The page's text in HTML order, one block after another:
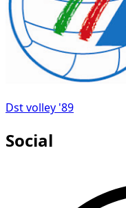
Dst volley '89
Social